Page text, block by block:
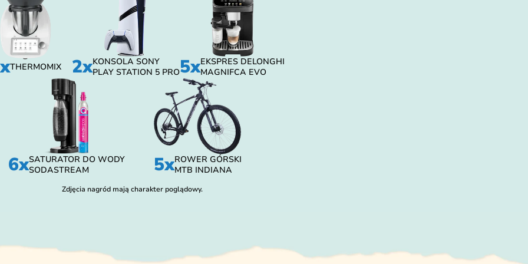
THERMOMIX 2xKONSOLA SONY
PLAY STATION 5 PRO5xEKSPRES DELONGHI
MAGNIFCA EVO
6xSATURATOR DO WODY
SODASTREAM
5xROWER GÓRSKI
MTB INDIANA
Zdjęcia nagród mają charakter poglądowy.